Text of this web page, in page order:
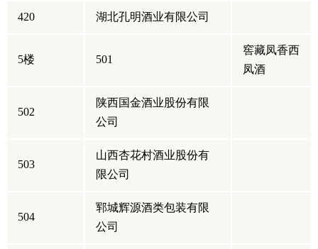
420 湖北孔明酒业有限公司
5楼 501
窖藏凤香西
凤酒
502
陕西国金酒业股份有限
公司
503
山西杏花村酒业股份有
限公司
504
郓城辉源酒类包装有限
公司